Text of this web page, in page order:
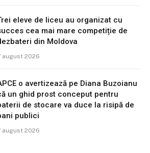
eleve de liceu au organizat cu
cea mai mare competiție de
din Moldova
august 2026
o avertizează pe Diana Buzoianu
un ghid prost conceput pentru
de stocare va duce la risipă de
publici
august 2026